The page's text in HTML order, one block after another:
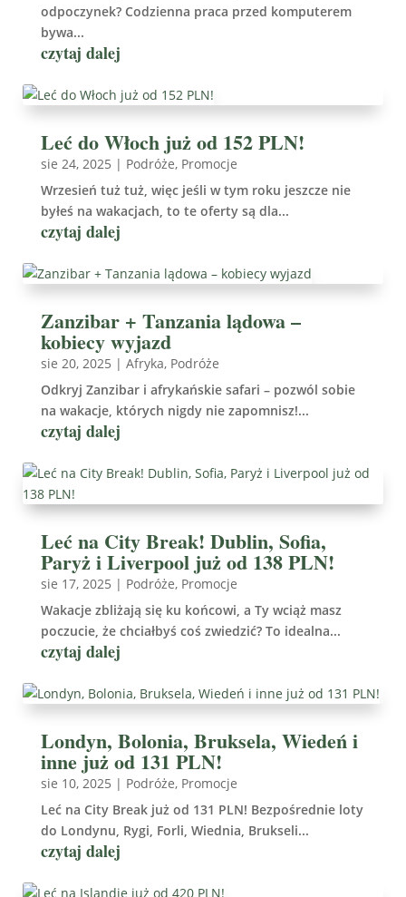
odpoczynek? Codzienna praca przed komputerem
bywa...
czytaj dalej
Leć do Włoch już od 152 PLN!
sie 24, 2025 | Podróże, Promocje
Wrzesień tuż tuż, więc jeśli w tym roku jeszcze nie
byłeś na wakacjach, to te oferty są dla...
czytaj dalej
Zanzibar + Tanzania lądowa –
kobiecy wyjazd
sie 20, 2025 | Afryka, Podróże
Odkryj Zanzibar i afrykańskie safari – pozwól sobie
na wakacje, których nigdy nie zapomnisz!...
czytaj dalej
Leć na City Break! Dublin, Sofia,
Paryż i Liverpool już od 138 PLN!
sie 17, 2025 | Podróże, Promocje
Wakacje zbliżają się ku końcowi, a Ty wciąż masz
poczucie, że chciałbyś coś zwiedzić? To idealna...
czytaj dalej
Londyn, Bolonia, Bruksela, Wiedeń i
inne już od 131 PLN!
sie 10, 2025 | Podróże, Promocje
Leć na City Break już od 131 PLN! Bezpośrednie loty
do Londynu, Rygi, Forli, Wiednia, Brukseli...
czytaj dalej